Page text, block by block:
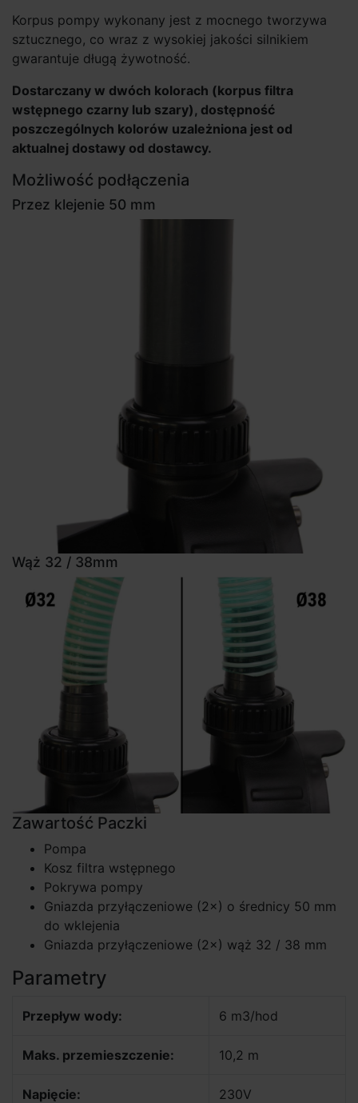
Korpus pompy wykonany jest z mocnego tworzywa
sztucznego, co wraz z wysokiej jakości silnikiem
gwarantuje długą żywotność.
Dostarczany w dwóch kolorach (korpus filtra
wstępnego czarny lub szary), dostępność
poszczególnych kolorów uzależniona jest od
aktualnej dostawy od dostawcy.
Możliwość podłączenia
Przez klejenie 50 mm
Wąż 32 / 38mm
Zawartość Paczki
Pompa
Kosz filtra wstępnego
Pokrywa pompy
Gniazda przyłączeniowe (2×) o średnicy 50 mm
do wklejenia
Gniazda przyłączeniowe (2×) wąż 32 / 38 mm
Parametry
Przepływ wody: 6 m3/hod
Maks. przemieszczenie: 10,2 m
Napięcie: 230V